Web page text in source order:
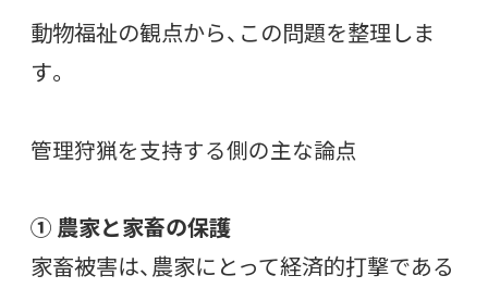
動物福祉の観点から、この問題を整理しま
す。
管理狩猟を支持する側の主な論点
① 農家と家畜の保護
家畜被害は、農家にとって経済的打撃である